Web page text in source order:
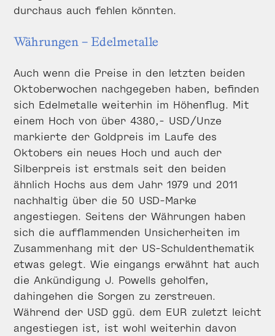
durchaus auch fehlen könnten.
Währungen – Edelmetalle
Auch wenn die Preise in den letzten beiden
Oktoberwochen nachgegeben haben, befinden
sich Edelmetalle weiterhin im Höhenflug. Mit
einem Hoch von über 4380,- USD/Unze
markierte der Goldpreis im Laufe des
Oktobers ein neues Hoch und auch der
Silberpreis ist erstmals seit den beiden
ähnlich Hochs aus dem Jahr 1979 und 2011
nachhaltig über die 50 USD-Marke
angestiegen. Seitens der Währungen haben
sich die aufflammenden Unsicherheiten im
Zusammenhang mit der US-Schuldenthematik
etwas gelegt. Wie eingangs erwähnt hat auch
die Ankündigung J. Powells geholfen,
dahingehen die Sorgen zu zerstreuen.
Während der USD ggü. dem EUR zuletzt leicht
angestiegen ist, ist wohl weiterhin davon